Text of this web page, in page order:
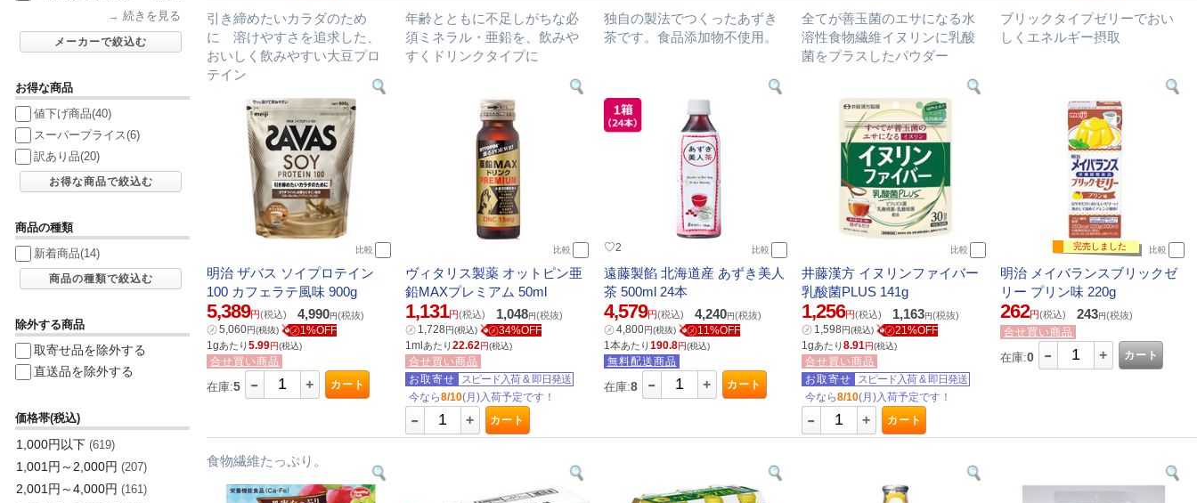
→ 続きを見る
メーカーで絞込む
お得な商品
値下げ商品(40)
スーパープライス(6)
訳あり品(20)
お得な商品で絞込む
商品の種類
新着商品(14)
商品の種類で絞込む
除外する商品
取寄せ品を除外する
直送品を除外する
価格帯(税込)
1,000円以下 (619)
1,001円～2,000円 (207)
2,001円～4,000円 (161)
引き締めたいカラダのため
に 溶けやすさを追求した、
おいしく飲みやすい大豆プロ
テイン
比較
明治 ザバス ソイプロテイン
100 カフェラテ風味 900g
5,389円(税込) 4,990円(税抜)
㋱5,060円(税抜) ㋱1%OFF
1gあたり5.99円(税込)
合せ買い商品
在庫:5 - + カート
年齢とともに不足しがちな必
須ミネラル・亜鉛を、飲みや
すくドリンクタイプに
比較
ヴィタリス製薬 オットピン亜
鉛MAXプレミアム 50ml
1,131円(税込) 1,048円(税抜)
㋱ 1,728円(税込) ㋱34%OFF
1mlあたり22.62円(税込)
合せ買い商品
お取寄せ
スピード入荷 & 即日発送
今なら8/10(月)入荷予定です！
- + カート
独自の製法でつくったあずき
茶です。食品添加物不使用。
♡2 比較
遠藤製餡 北海道産 あずき美人
茶 500ml 24本
4,579円(税込) 4,240円(税抜)
㋱4,800円(税抜) ㋱11%OFF
1本あたり190.8円(税込)
無料配送商品
在庫:8 - + カート
全てが善玉菌のエサになる水
溶性食物繊維イヌリンに乳酸
菌をプラスしたパウダー
比較
井藤漢方 イヌリンファイバー
乳酸菌PLUS 141g
1,256円(税込) 1,163円(税抜)
㋱ 1,598円(税込) ㋱21%OFF
1gあたり8.91円(税込)
合せ買い商品
お取寄せ
スピード入荷 & 即日発送
今なら8/10(月)入荷予定です！
- + カート
ブリックタイプゼリーでおい
しくエネルギー摂取
完売しました 比較
明治 メイバランスブリックゼ
リー プリン味 220g
262円(税込) 243円(税抜)
合せ買い商品
在庫:0 - + カート
食物繊維たっぷり。